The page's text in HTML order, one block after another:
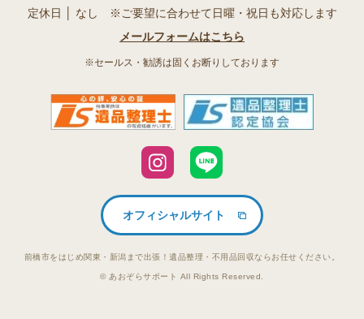
定休日 │ なし ※ご要望に合わせて日曜・祝日も対応します
メールフォームはこちら
※セールス・勧誘は固くお断りしております
オフィシャルサイト
前橋市をはじめ関東・新潟まで出張！遺品整理・不用品回収ならお任せください。
© あおぞらサポート All Rights Reserved.